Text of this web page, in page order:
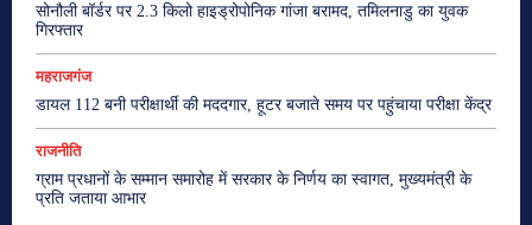
सोनौली बॉर्डर पर 2.3 किलो हाइड्रोपोनिक गांजा बरामद, तमिलनाडु का युवक
गिरफ्तार
महराजगंज
डायल 112 बनी परीक्षार्थी की मददगार, हूटर बजाते समय पर पहुंचाया परीक्षा केंद्र
राजनीति
ग्राम प्रधानों के सम्मान समारोह में सरकार के निर्णय का स्वागत, मुख्यमंत्री के
प्रति जताया आभार